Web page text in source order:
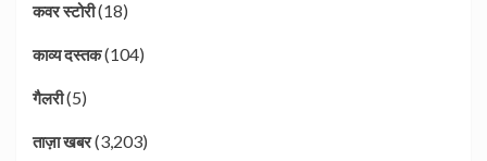
कवर स्टोरी(18)
काव्य दस्तक(104)
गैलरी(5)
ताज़ा खबर(3,203)